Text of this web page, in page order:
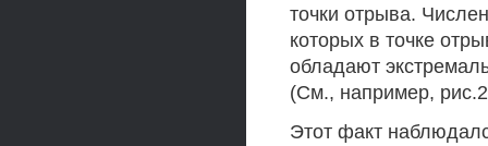
точки отрыва.
которых в точке
обладают
(См., например,
Этот факт